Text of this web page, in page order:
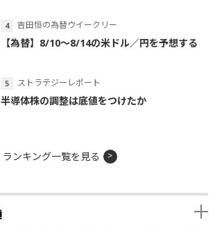
吉田恒の為替ウイークリー
【為替】8/10～8/14の米ドル／円を予想する
ストラテジーレポート
半導体株の調整は底値をつけたか
ランキング一覧を見る